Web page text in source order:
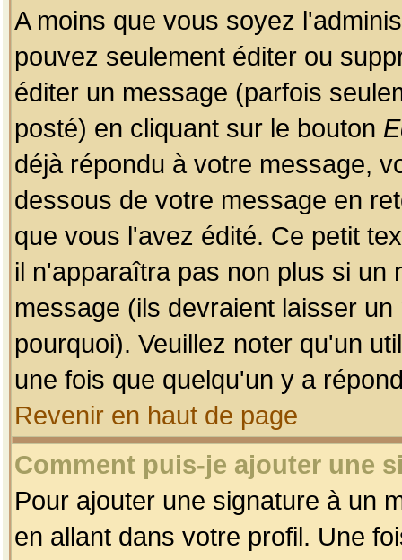
A moins que vous soyez
pouvez seulement éditer ou
éditer un message (parfois
posté) en cliquant sur le bouton
déjà répondu à votre message,
dessous de votre message en
que vous l'avez édité. Ce petit
il n'apparaîtra pas non plus si un
message (ils devraient laisser
pourquoi). Veuillez noter qu'un
une fois que quelqu'un y a
Revenir en haut de page
Comment puis-je ajouter une
Pour ajouter une signature à un
en allant dans votre profil. Une